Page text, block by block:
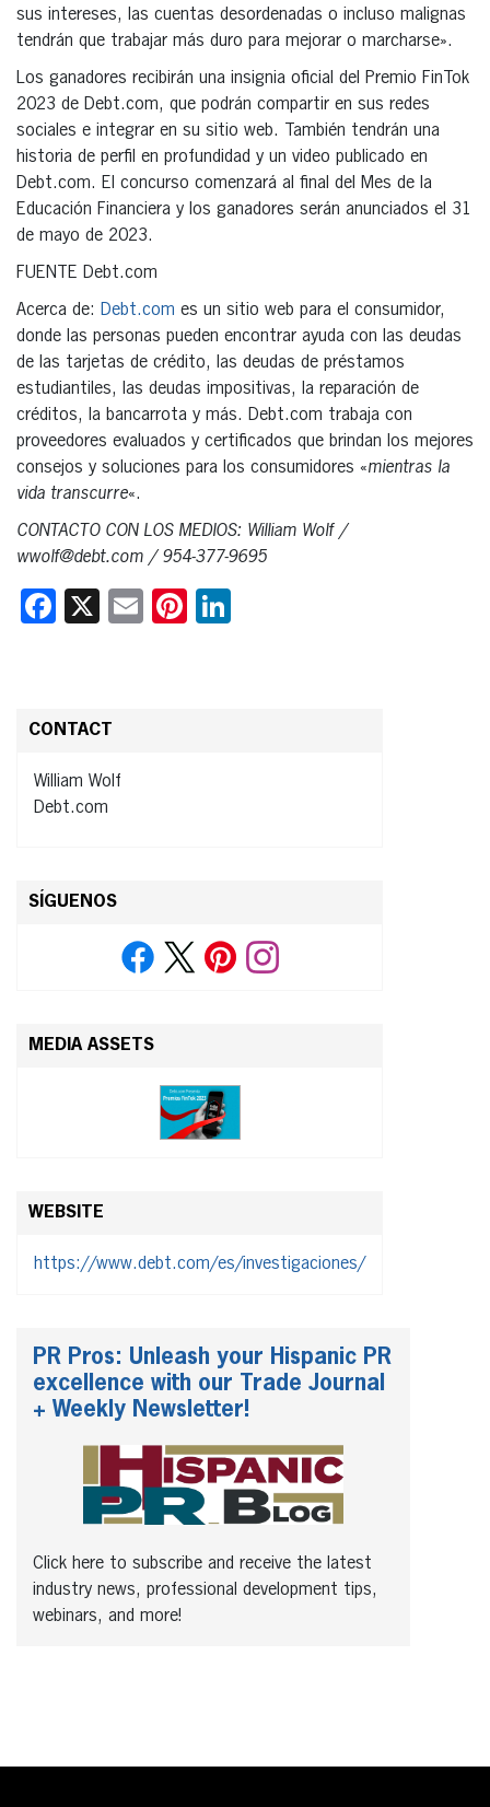
sus intereses, las cuentas desordenadas o incluso malignas
tendrán que trabajar más duro para mejorar o marcharse».
Los ganadores recibirán una insignia oficial del Premio FinTok
2023 de Debt.com, que podrán compartir en sus redes
sociales e integrar en su sitio web. También tendrán una
historia de perfil en profundidad y un video publicado en
Debt.com. El concurso comenzará al final del Mes de la
Educación Financiera y los ganadores serán anunciados el 31
de mayo de 2023.
FUENTE Debt.com
Acerca de: Debt.com es un sitio web para el consumidor,
donde las personas pueden encontrar ayuda con las deudas
de las tarjetas de crédito, las deudas de préstamos
estudiantiles, las deudas impositivas, la reparación de
créditos, la bancarrota y más. Debt.com trabaja con
proveedores evaluados y certificados que brindan los mejores
consejos y soluciones para los consumidores «mientras la
vida transcurre«.
CONTACTO CON LOS MEDIOS: William Wolf /
wwolf@debt.com / 954-377-9695
Facebook
X EmailPinterest
CONTACT
William Wolf
Debt.com
SÍGUENOS
MEDIA ASSETS
WEBSITE
https://www.debt.com/es/investigaciones/
PR Pros: Unleash your Hispanic PR
excellence with our Trade Journal
+ Weekly Newsletter!
Click here to subscribe and receive the latest
industry news, professional development tips,
webinars, and more!